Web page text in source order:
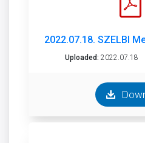
2022.07.18. SZELBI
Uploaded: 2022.07.18